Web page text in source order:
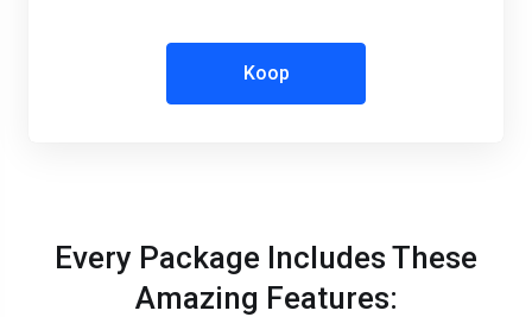
Koop
Every Package Includes These
Amazing Features: